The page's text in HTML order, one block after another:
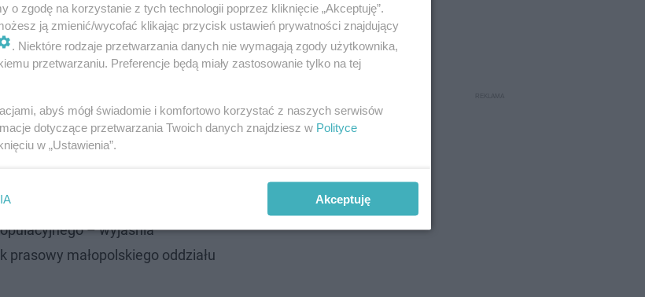
zarówno swój personel, ale także
takich osób rozpocznie
– wyjaśnia
prasowy małopolskiego oddziału
o zgodę na korzystanie z tych technologii poprzez kliknięcie „Akceptuję”.
ją zmienić/wycofać klikając przycisk ustawień prywatności znajdujący
. Niektóre rodzaje przetwarzania danych nie wymagają zgody użytkownika,
przetwarzaniu. Preferencje będą miały zastosowanie tylko na tej
abyś mógł świadomie i komfortowo korzystać z naszych serwisów
dotyczące przetwarzania Twoich danych znajdziesz w Polityce
w „Ustawienia”.
Akceptuję